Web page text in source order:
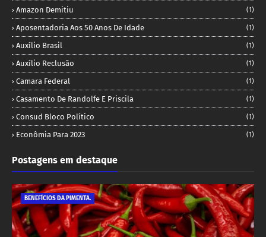
Amazon Demitiu (1)
Aposentadoria Aos 50 Anos De Idade (1)
Auxílio Brasil (1)
Auxílio Reclusão (1)
Camara Federal (1)
Casamento De Randolfe E Priscila (1)
Consud Bloco Político (1)
Econômia Para 2023 (1)
Postagens em destaque
BENEFÍCIOS DA PIMENTA.